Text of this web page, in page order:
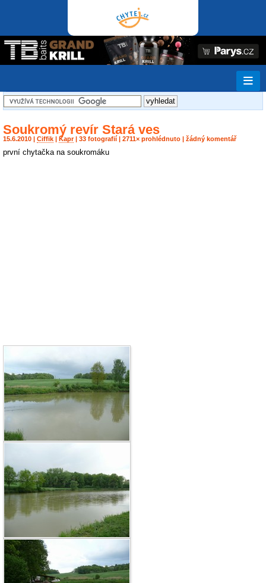
Soukromý revír Stará ves
15.6.2010 | Ciffik Kapr| 33 fotografií | 2711× prohlédnuto | žádný komentář
první chytačka na soukromáku